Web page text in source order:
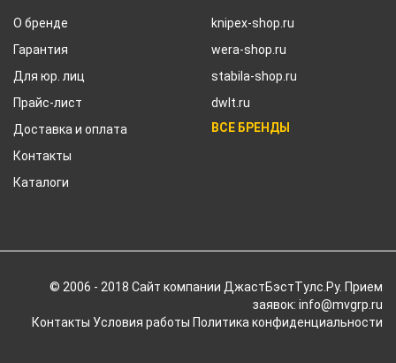
О бренде
Гарантия
Для юр. лиц
Прайс-лист
Доставка и оплата
Контакты
Каталоги
knipex-shop.ru
wera-shop.ru
stabila-shop.ru
dwlt.ru
ВСЕ БРЕНДЫ
© 2006 - 2018 Cайт компании ДжастБэстТулс.Ру. Прием
заявок: info@mvgrp.ru
Контакты Условия работы Политика конфиденциальности